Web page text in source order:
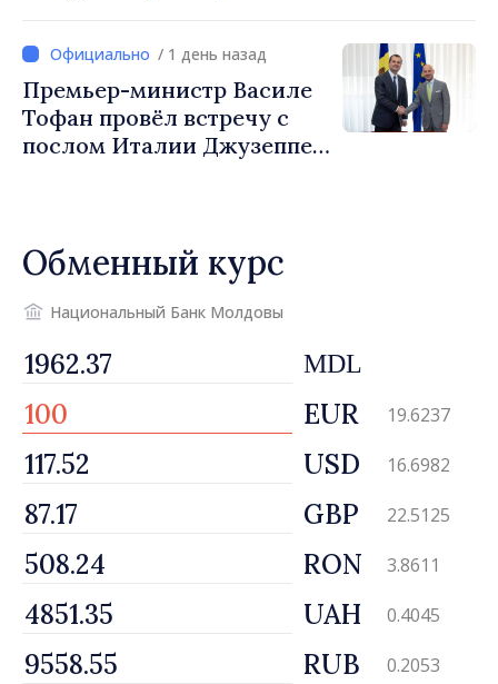
посол Турции Уйгар
Мустафа Сертел/ 1 день назад
Премьер-министр Василе
Тофан провёл встречу с
послом Италии Джузеппе
Обменный курс
Национальный Банк Молдовы
MDL
EUR 19.6237
USD 16.6982
GBP 22.5125
RON 3.8611
UAH 0.4045
RUB 0.2053